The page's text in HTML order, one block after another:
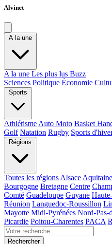
Alvinet
A la une
A la une Les plus lus Buzz
Sciences Politique Économie
Sports
Athlétisme Auto Moto Basket
Golf Natation Rugby Sports
Régions
Toutes les régions Alsace Aquitaine
Bourgogne Bretagne Centre
Comté Guadeloupe Guyane
Réunion Languedoc-Roussillon
Mayotte Midi-Pyrénées Nord-Pas-
Picardie Poitou-Charentes PACA
Rechercher